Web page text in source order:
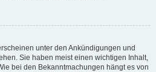
unter den Ankündigungen und
Sie haben meist einen wichtigen Inhalt,
bei den Bekanntmachungen hängt es von